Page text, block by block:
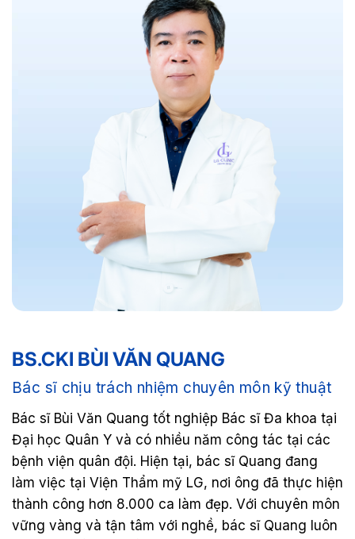
BS.CKI BÙI VĂN QUANG
Bác sĩ chịu trách nhiệm chuyên môn kỹ thuật
Bác sĩ Bùi Văn Quang tốt nghiệp Bác sĩ Đa khoa tại
Đại học Quân Y và có nhiều năm công tác tại các
bệnh viện quân đội. Hiện tại, bác sĩ Quang đang
làm việc tại Viện Thẩm mỹ LG, nơi ông đã thực hiện
thành công hơn 8.000 ca làm đẹp. Với chuyên môn
vững vàng và tận tâm với nghề, bác sĩ Quang luôn